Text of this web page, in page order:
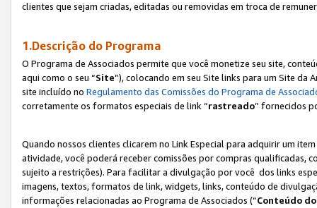
clientes que sejam criadas, editadas ou removidas em troca de
1.Descrição do Programa
O Programa de Associados permite que você monetize seu site,
aqui como o seu “Site”), colocando em seu Site links para um Site da
site incluído no Regulamento das Comissões do Programa de
corretamente os formatos especiais de link “rastreado” fornecidos
Quando nossos clientes clicarem no Link Especial para adquirir um
atividade, você poderá receber comissões por compras qualificadas,
sujeito a restrições). Para facilitar a divulgação por você dos links
imagens, textos, formatos de link, widgets, links, conteúdo de
informações relacionadas ao Programa de Associados (“Conteúdo